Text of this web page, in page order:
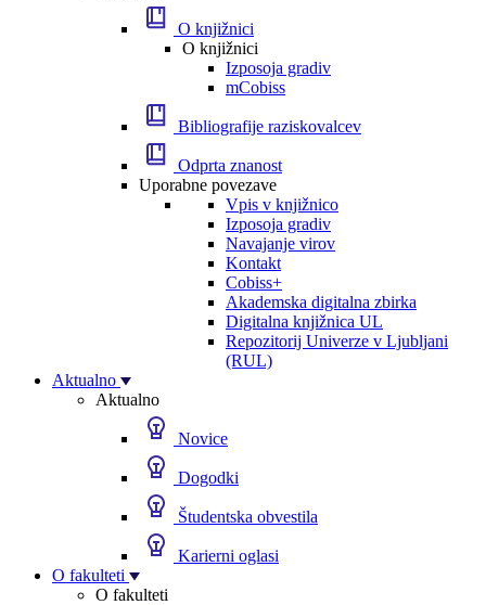
O knjižnici
O knjižnici
Izposoja gradiv
mCobiss
Bibliografije raziskovalcev
Odprta znanost
Uporabne povezave
Vpis v knjižnico
Izposoja gradiv
Navajanje virov
Kontakt
Cobiss+
Akademska digitalna zbirka
Digitalna knjižnica UL
Repozitorij Univerze v Ljubljani
(RUL)
Aktualno
Aktualno
Novice
Dogodki
Študentska obvestila
Karierni oglasi
O fakulteti
O fakulteti